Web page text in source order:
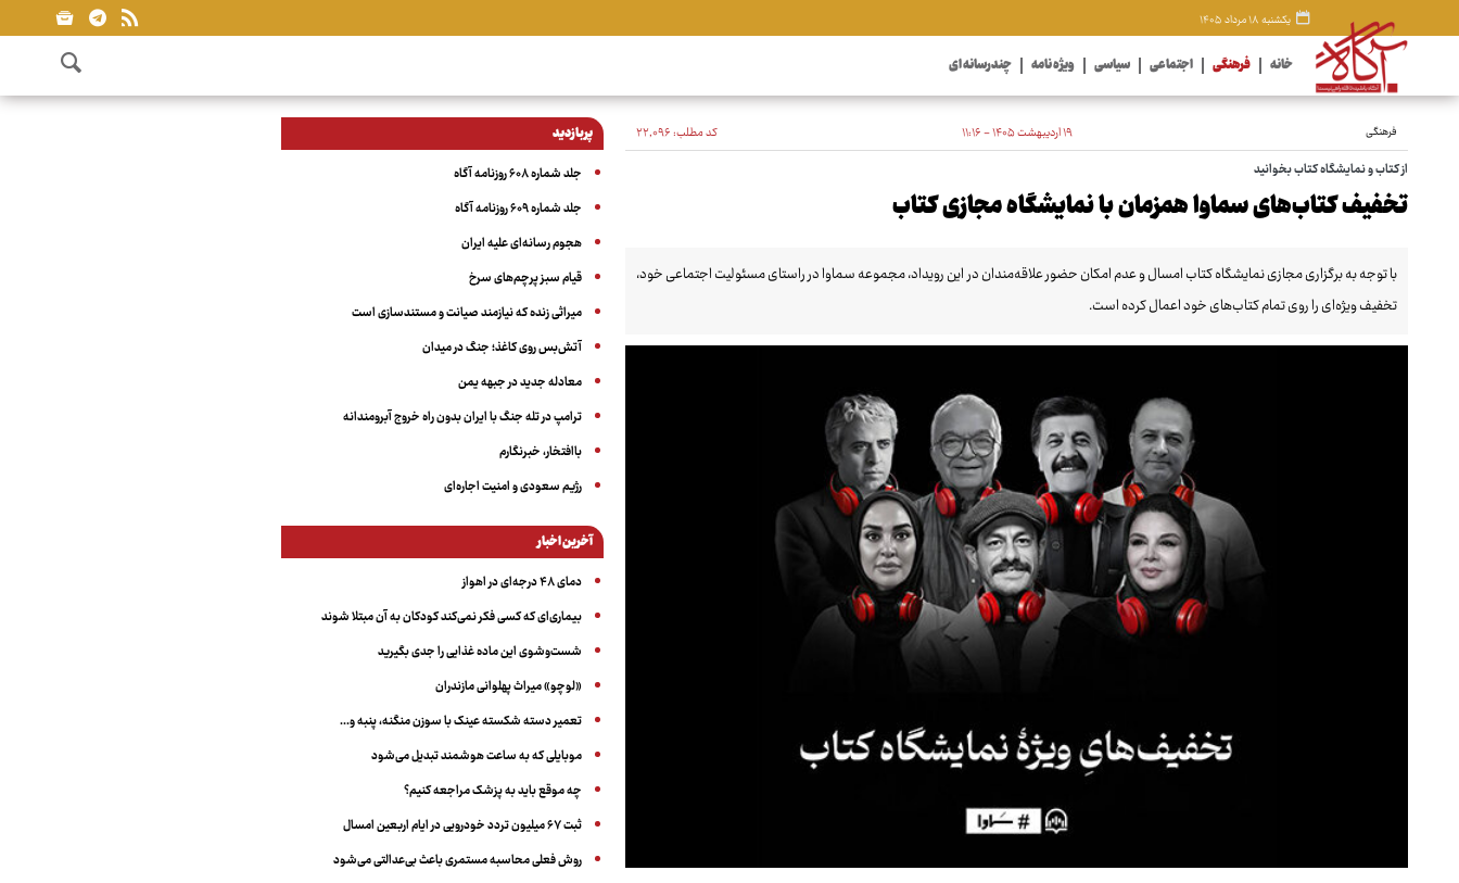
یکشنبه ۱۸ مرداد ۱۴۰۵
خانه فرهنگی اجتماعی سیاسی ویژه نامه چندرسانه ای
فرهنگی ۱۹ اردیبهشت ۱۴۰۵ - ۱۱:۱۶ کد مطلب:۲۲٬۰۹۶
از کتاب و نمایشگاه کتاب بخوانید
تخفیف کتاب‌های سماوا همزمان با نمایشگاه مجازی کتاب
با توجه به برگزاری مجازی نمایشگاه کتاب امسال و عدم امکان حضور علاقه‌مندان در این رویداد، مجموعه سماوا در راستای مسئولیت اجتماعی خود،
تخفیف ویژه‌ای را روی تمام کتاب‌های خود اعمال کرده است.
پربازدید
جلد شماره ۶۰۸ روزنامه آگاه
جلد شماره ۶۰۹ روزنامه آگاه
هجوم رسانه‌ای علیه ایران
قیام سبز پرچم‌های سرخ
میراثی زنده که نیازمند صیانت و مستندسازی است
آتش‌بس روی کاغذ؛ جنگ در میدان
معادله جدید در جبهه یمن
ترامپ در تله جنگ با ایران بدون راه خروج آبرومندانه
باافتخار، خبرنگارم
رژیم سعودی و امنیت اجاره‌ای
آخرین اخبار
دمای ۴۸ درجه‌ای در اهواز
بیماری‌ای که کسی فکر نمی‌کند کودکان به آن مبتلا شوند
شست‌وشوی این ماده غذایی را جدی بگیرید
«لوچو» میراث پهلوانی مازندران
تعمیر دسته شکسته عینک با سوزن منگنه، پنبه و...
موبایلی که به ساعت هوشمند تبدیل می‌شود
چه موقع باید به پزشک مراجعه کنیم؟
ثبت ۶۷ میلیون تردد خودرویی در ایام اربعین امسال
روش فعلی محاسبه مستمری باعث بی‌عدالتی می‌شود